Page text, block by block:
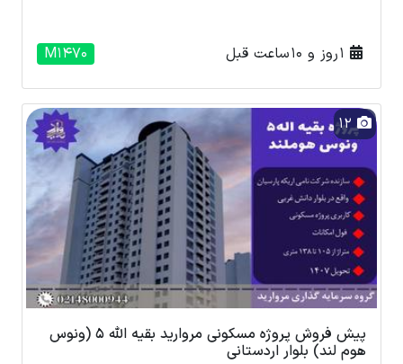
M1470
12
پیش فروش پروژه مسکونی مروارید بقیه الله 5 (ونوس
هوم لند) بلوار اردستانی